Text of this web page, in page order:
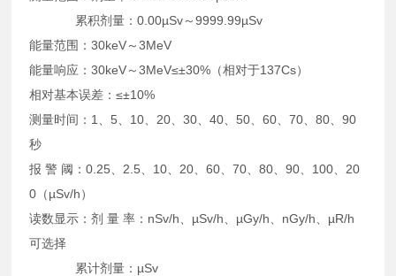
累积剂量：0.00µSv～9999.99µSv
能量范围：30keV～3MeV
能量响应：30keV～3MeV≤±30%（相对于137Cs）
相对基本误差：≤±10%
测量时间：1、5、10、20、30、40、50、60、70、80、90
秒
报 警 阈：0.25、2.5、10、20、60、70、80、90、100、20
0（µSv/h）
读数显示：剂 量 率：nSv/h、µSv/h、µGy/h、nGy/h、µR/h
可选择
累计剂量：µSv